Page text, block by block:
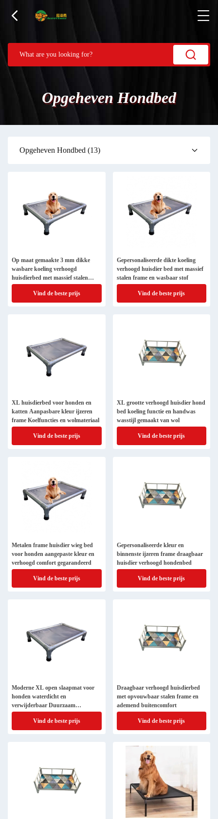
Opgeheven Hondbed
Opgeheven Hondbed (13)
Op maat gemaakte 3 mm dikke
wasbare koeling verhoogd
huisdierbed met massief stalen
frame
Vind de beste prijs
Gepersonaliseerde dikte koeling
verhoogd huisdier bed met massief
stalen frame en wasbaar stof
Vind de beste prijs
XL huisdierbed voor honden en
katten Aanpasbare kleur ijzeren
frame Koelfuncties en wolmateriaal
Vind de beste prijs
XL grootte verhoogd huisdier hond
bed koeling functie en handwas
wasstijl gemaakt van wol
Vind de beste prijs
Metalen frame huisdier wieg bed
voor honden aangepaste kleur en
verhoogd comfort gegarandeerd
Vind de beste prijs
Gepersonaliseerde kleur en
binnenste ijzeren frame draagbaar
huisdier verhoogd hondenbed
Vind de beste prijs
Moderne XL open slaapmat voor
honden waterdicht en
verwijderbaar Duurzaam
binnen/buiten
Vind de beste prijs
Draagbaar verhoogd huisdierbed
met opvouwbaar stalen frame en
ademend buitencomfort
Vind de beste prijs